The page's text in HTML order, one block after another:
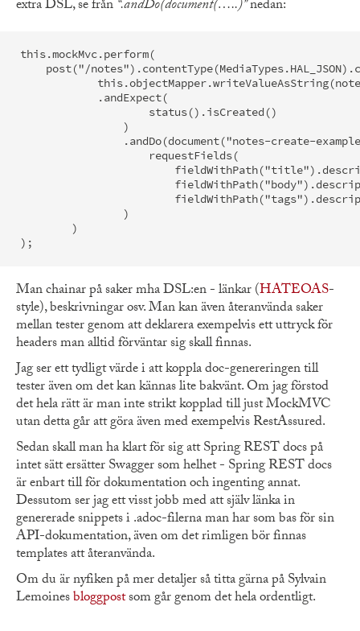
extra DSL, se från “.andDo(document(…..)”nedan:
this.mockMvc.perform(
post("/
Man chainar på saker mha DSL:en - länkar (HATEOAS-
style), beskrivningar osv. Man kan även återanvända saker
mellan tester genom att deklarera exempelvis ett uttryck för
headers man alltid förväntar sig skall finnas.
Jag ser ett tydligt värde i att koppla doc-genereringen till
tester även om det kan kännas lite bakvänt. Om jag förstod
det hela rätt är man inte strikt kopplad till just MockMVC
utan detta går att göra även med exempelvis RestAssured.
Sedan skall man ha klart för sig att Spring REST docs på
intet sätt ersätter Swagger som helhet - Spring REST docs
är enbart till för dokumentation och ingenting annat.
Dessutom ser jag ett visst jobb med att själv länka in
genererade snippets i .adoc-filerna man har som bas för sin
API-dokumentation, även om det rimligen bör finnas
templates att återanvända.
Om du är nyfiken på mer detaljer så titta gärna på Sylvain
Lemoinesbloggpostsom går genom det hela ordentligt.